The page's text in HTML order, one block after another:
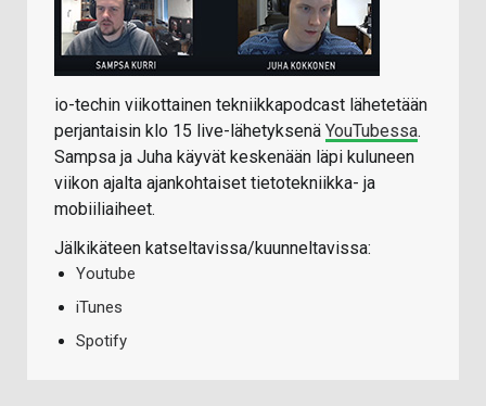
io-techin viikottainen tekniikkapodcast lähetetään
perjantaisin klo 15 live-lähetyksenä YouTubessa.
Sampsa ja Juha käyvät keskenään läpi kuluneen
viikon ajalta ajankohtaiset tietotekniikka- ja
mobiiliaiheet.
Jälkikäteen katseltavissa/kuunneltavissa:
Youtube
iTunes
Spotify